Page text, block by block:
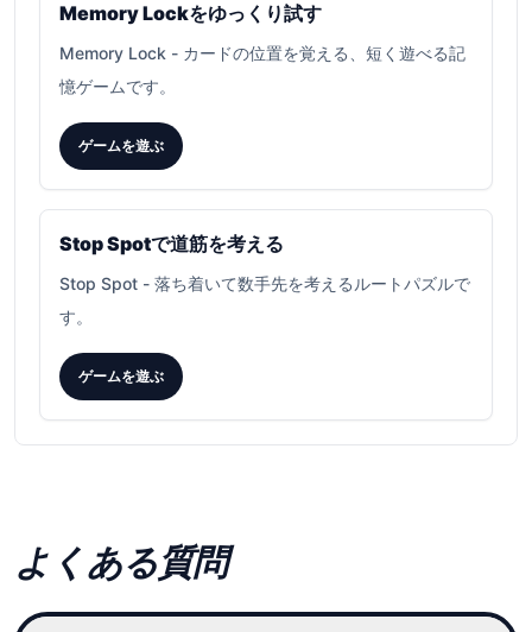
Memory Lockをゆっくり試す
Memory Lock - カードの位置を覚える、短く遊べる記
憶ゲームです。
ゲームを遊ぶ
Stop Spotで道筋を考える
Stop Spot - 落ち着いて数手先を考えるルートパズルで
す。
ゲームを遊ぶ
よくある質問